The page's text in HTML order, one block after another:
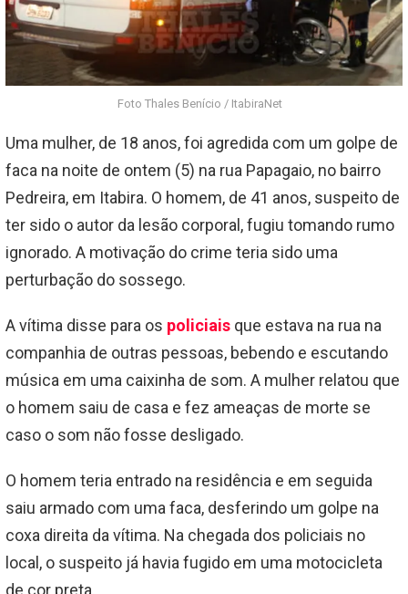
Foto Thales Benício / ItabiraNet
Uma mulher, de 18 anos, foi agredida com um golpe de
faca na noite de ontem (5) na rua Papagaio, no bairro
Pedreira, em Itabira. O homem, de 41 anos, suspeito de
ter sido o autor da lesão corporal, fugiu tomando rumo
ignorado. A motivação do crime teria sido uma
perturbação do sossego.
A vítima disse para os policiais que estava na rua na
companhia de outras pessoas, bebendo e escutando
música em uma caixinha de som. A mulher relatou que
o homem saiu de casa e fez ameaças de morte se
caso o som não fosse desligado.
O homem teria entrado na residência e em seguida
saiu armado com uma faca, desferindo um golpe na
coxa direita da vítima. Na chegada dos policiais no
local, o suspeito já havia fugido em uma motocicleta
de cor preta.